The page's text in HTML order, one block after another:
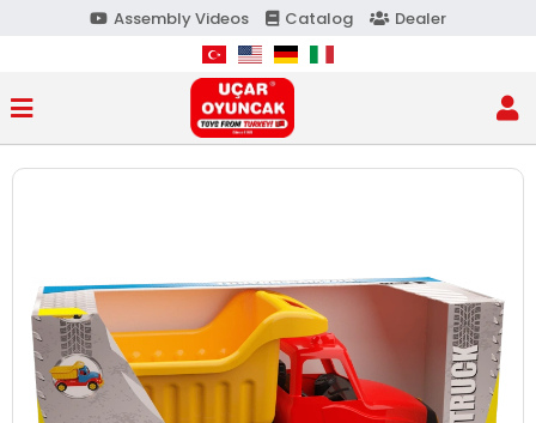
Assembly Videos Catalog Dealer